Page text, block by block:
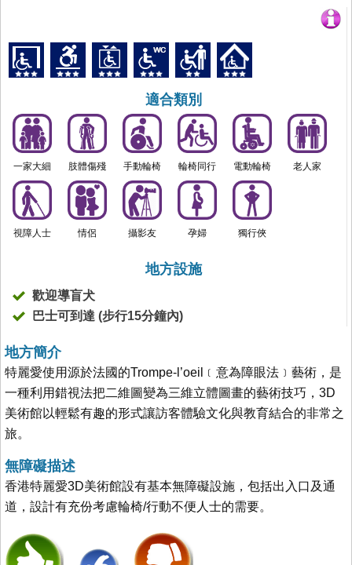
適合類別
一家大細 肢體傷殘 手動輪椅 輪椅同行 電動輪椅 老人家
視障人士 情侶 攝影友 孕婦 獨行俠
地方設施
歡迎導盲犬
巴士可到達 (步行15分鐘內)
地方簡介
特麗愛使用源於法國的Trompe-l’oeil﹝意為障眼法﹞藝術，是
一種利用錯視法把二維圖變為三維立體圖畫的藝術技巧，3D
美術館以輕鬆有趣的形式讓訪客體驗文化與教育結合的非常之
旅。
無障礙描述
香港特麗愛3D美術館設有基本無障礙設施，包括出入口及通
道，設計有充份考慮輪椅/行動不便人士的需要。